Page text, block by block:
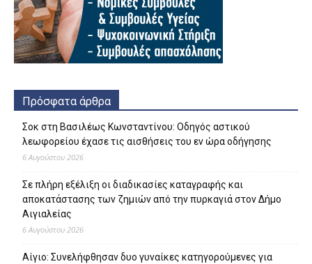
Πρόσφατα άρθρα
Σοκ στη Βασιλέως Κωνσταντίνου: Οδηγός αστικού
λεωφορείου έχασε τις αισθήσεις του εν ώρα οδήγησης
6 Αυγούστου 2026
Σε πλήρη εξέλιξη οι διαδικασίες καταγραφής και
αποκατάστασης των ζημιών από την πυρκαγιά στον Δήμο
Αιγιαλείας
6 Αυγούστου 2026
Αίγιο: Συνελήφθησαν δυο γυναίκες κατηγορούμενες για